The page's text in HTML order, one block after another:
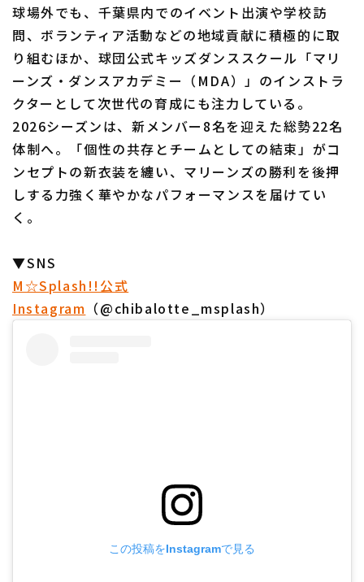
球場外でも、千葉県内でのイベント出演や学校訪
問、ボランティア活動などの地域貢献に積極的に取
り組むほか、球団公式キッズダンススクール「マリ
ーンズ・ダンスアカデミー（MDA）」のインストラ
クターとして次世代の育成にも注力している。
2026シーズンは、新メンバー8名を迎えた総勢22名
体制へ。「個性の共存とチームとしての結束」がコ
ンセプトの新衣装を纏い、マリーンズの勝利を後押
しする力強く華やかなパフォーマンスを届けてい
く。
▼SNS
M☆Splash!!公式
Instagram （@chibalotte_msplash）
この投稿をInstagramで見る